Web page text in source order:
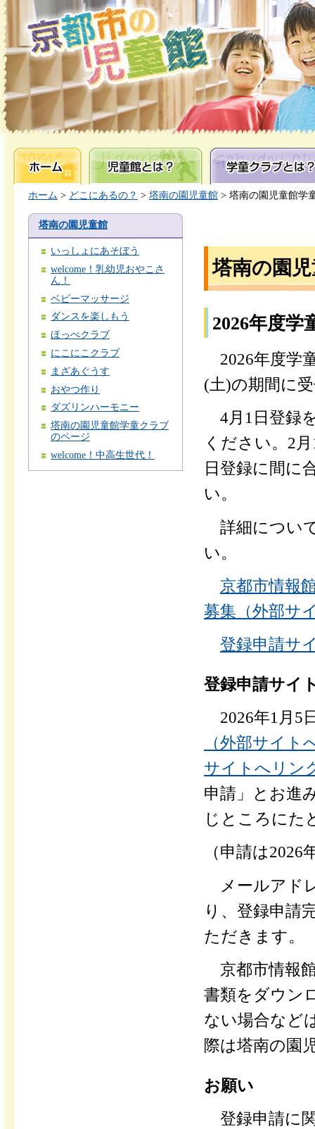
ホーム 児童館とは？ 学童クラブとは？
ホーム > どこにあるの？ > 塔南の園児童館 > 塔南の園児童館学
塔南の園児童館
いっしょにあそぼう
welcome！乳幼児おやこさ
ん！
ベビーマッサージ
ダンスを楽しもう
ほっぺクラブ
にこにこクラブ
まざあぐうす
おやつ作り
ダズリンハーモニー
塔南の園児童館学童クラブ
のページ
welcome！中高生世代！
塔南の園
2026年度学
2026年度学
(土)の期間に
4月1日登録
ください。2
日登録に間に
い。
詳細につい
い。
京都市情報
募集（外部サ
登録申請サ
登録申請サイ
2026年1月5
（外部サイト
サイトへリン
申請」とお進
じところにた
（申請は
メールアド
り、登録申請
ただきます。
京都市情報
書類をダウン
ない場合など
際は塔南の園
お願い
登録申請に